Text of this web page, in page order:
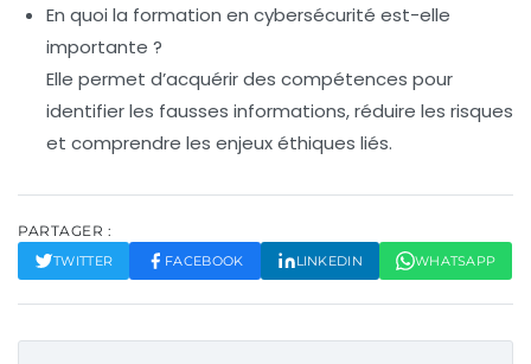
En quoi la formation en cybersécurité est-elle
importante ?
Elle permet d’acquérir des compétences pour
identifier les fausses informations, réduire les risques
et comprendre les enjeux éthiques liés.
PARTAGER :
TWITTER FACEBOOK LINKEDIN WHATSAPP